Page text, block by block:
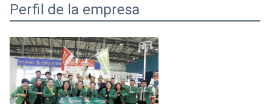
Perfil de la empresa